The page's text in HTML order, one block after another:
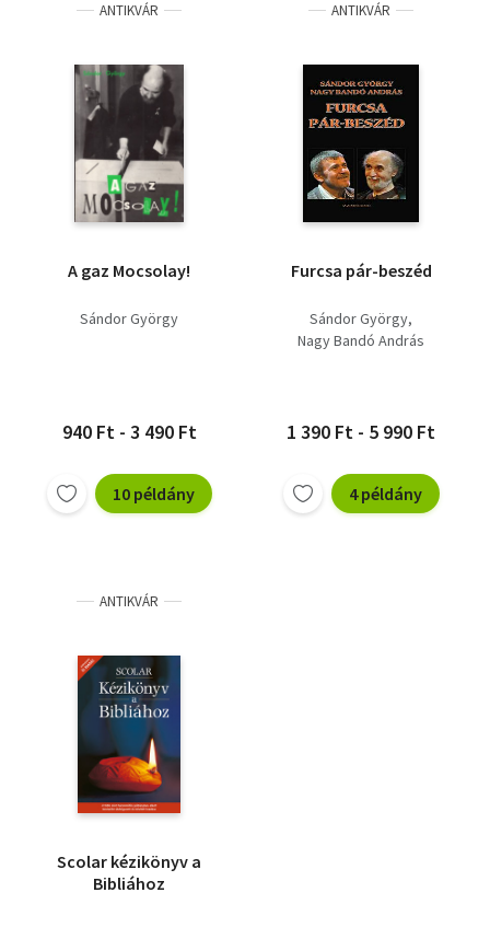
ANTIKVÁR
A gaz Mocsolay!
Sándor György
940 Ft - 3 490 Ft
10 példány
ANTIKVÁR
Furcsa pár-beszéd
Sándor György
Nagy Bandó András
1 390 Ft - 5 990 Ft
4 példány
ANTIKVÁR
Scolar kézikönyv a
Bibliához